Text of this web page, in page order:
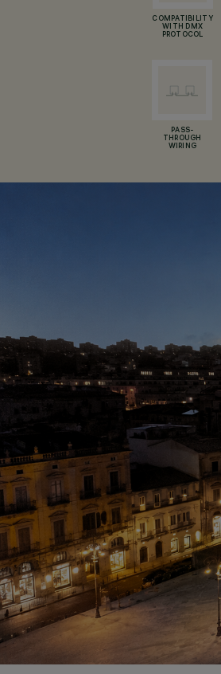
COMPATIBILITY
WITH DMX
PROTOCOL
PASS-
THROUGH
WIRING